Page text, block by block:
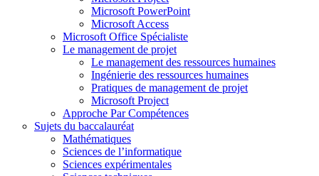
Microsoft PowerPoint
Microsoft Access
Microsoft Office Spécialiste
Le management de projet
Le management des ressources humaines
Ingénierie des ressources humaines
Pratiques de management de projet
Microsoft Project
Approche Par Compétences
Sujets du baccalauréat
Mathématiques
Sciences de l’informatique
Sciences expérimentales